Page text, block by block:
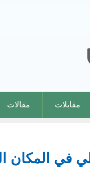
مقابلات مقالات
في المكان